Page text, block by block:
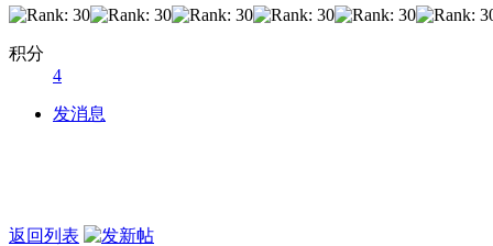
积分
4
发消息
返回列表